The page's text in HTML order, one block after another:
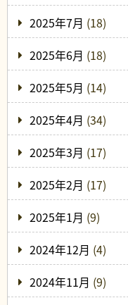
2025年7月 (18)
2025年6月 (18)
2025年5月 (14)
2025年4月 (34)
2025年3月 (17)
2025年2月 (17)
2025年1月 (9)
2024年12月 (4)
2024年11月 (9)